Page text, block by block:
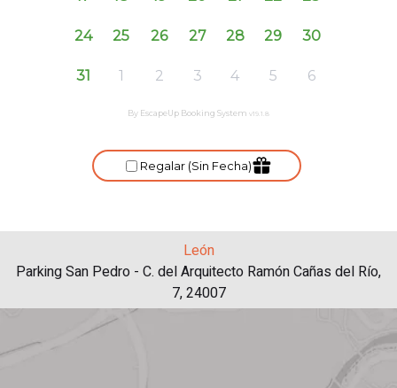
León
Parking San Pedro - C. del Arquitecto Ramón Cañas del Río,
7, 24007